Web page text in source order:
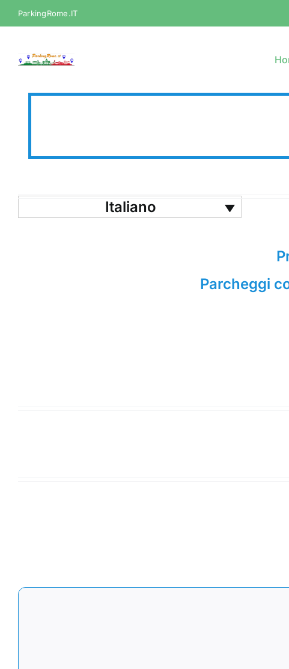
Skip
to
ParkingRome.IT
Italiano
Parcheggi